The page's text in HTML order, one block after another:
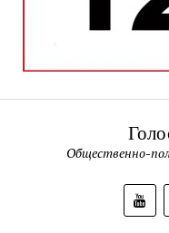
Общественно-